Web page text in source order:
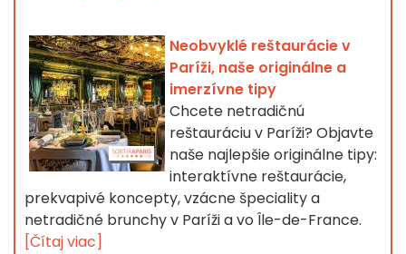
Neobvyklé reštaurácie v
Paríži, naše originálne a
imerzívne tipy
Chcete netradičnú
reštauráciu v Paríži? Objavte
naše najlepšie originálne tipy:
interaktívne reštaurácie,
prekvapivé koncepty, vzácne špeciality a
netradičné brunchy v Paríži a vo Île-de-France.
[Čítaj viac]